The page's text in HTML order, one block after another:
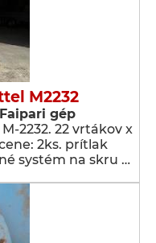
M2232
gép
2232. 22 vrtákov x
2ks. prítlak
systém na skru …